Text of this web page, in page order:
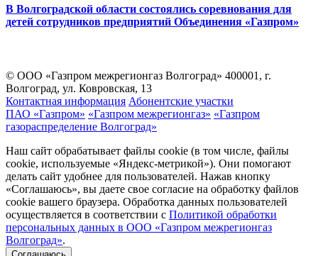
В Волгоградской области состоялись соревнования для
детей сотрудников предприятий Объединения «Газпром»
© ООО «Газпром межрегионгаз Волгоград» 400001, г.
Волгоград, ул. Ковровская, 13
Контактная информация Абонентские участки
ПАО «Газпром» «Газпром межрегионгаз» «Газпром
газораспределение Волгоград»
Наш сайт обрабатывает файлы cookie (в том числе, файлы
cookie, используемые «Яндекс-метрикой»). Они помогают
делать сайт удобнее для пользователей. Нажав кнопку
«Соглашаюсь», вы даете свое согласие на обработку файлов
cookie вашего браузера. Обработка данных пользователей
осуществляется в соответствии с Политикой обработки
персональных данных в ООО «Газпром межрегионгаз
Волгоград».